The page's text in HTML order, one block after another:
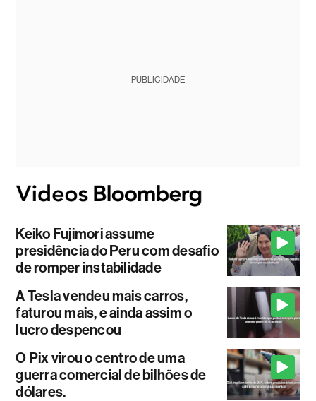
PUBLICIDADE
Keiko Fujimori assume
presidência do Peru com desafio
de romper instabilidade
A Tesla vendeu mais carros,
faturou mais, e ainda assim o
lucro despencou
O Pix virou o centro de uma
guerra comercial de bilhões de
dólares.